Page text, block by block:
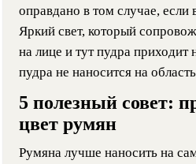
оправдано в том случае, если
Яркий свет, который
на лице и тут пудра
пудра не наносится на
5 полезный совет:
цвет румян
Румяна лучше наносить на